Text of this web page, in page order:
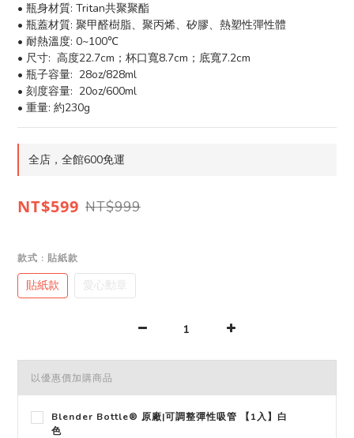
• 瓶身材質: Tritan共聚聚酯
• 瓶蓋材質: 聚甲醛樹脂、聚丙烯、矽膠、熱塑性彈性體
• 耐熱溫度: 0~100℃
• 尺寸:  高度22.7cm；杯口寬8.7cm；底寬7.2cm
• 瓶子容量:  28oz/828ml
• 刻度容量:  20oz/600ml
• 重量: 約230g
全店，全館600免運
NT$599 NT$999
款式 : 貼紙款
貼紙款 愛心勳章
以優惠價加購商品
Blender Bottle® 原廠|可調整彈性吸管 【1入】白
色